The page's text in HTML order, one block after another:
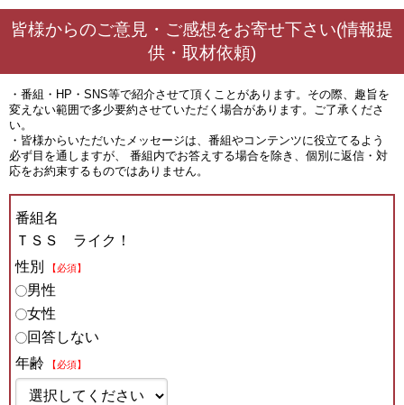
皆様からのご意見・ご感想をお寄せ下さい(情報提
供・取材依頼)
・番組・HP・SNS等で紹介させて頂くことがあります。その際、趣旨を
変えない範囲で多少要約させていただく場合があります。ご了承くださ
い。
・皆様からいただいたメッセージは、番組やコンテンツに役立てるよう
必ず目を通しますが、 番組内でお答えする場合を除き、個別に返信・対
応をお約束するものではありません。
番組名
ＴＳＳ ライク！
性別
【必須】
男性
女性
回答しない
年齢
【必須】